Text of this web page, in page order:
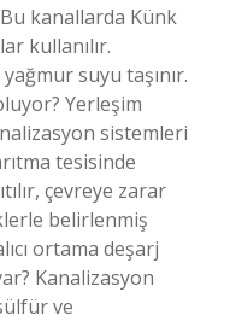
kanallarda Künk
kullanılır.
suyu taşınır.
Yerleşim
sistemleri
tesisinde
çevreye zarar
belirlenmiş
ortama deşarj
Kanalizasyon
ve